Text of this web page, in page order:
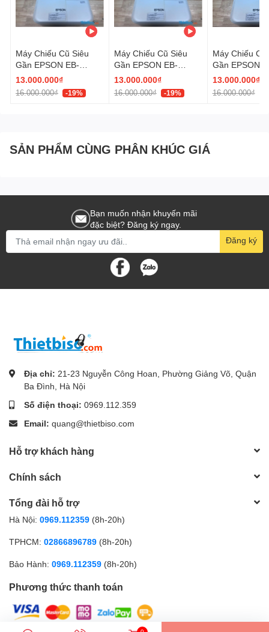
Máy Chiếu Cũ Siêu
Gần EPSON EB-
685WT giá rẻ
(X28X8600679)
13.000.000₫
16.000.000₫ -19%
Máy Chiếu Cũ Siêu
Gần EPSON EB-
685WT giá rẻ
(X28X8600761)
13.000.000₫
16.000.000₫ -19%
Máy Chiếu Cũ
Gần EPSON
685WT giá
rẻ
13.000.000₫
16.000.000₫
SẢN PHẨM CÙNG PHÂN KHÚC GIÁ
Bạn muốn nhận khuyến mãi
đặc biệt? Đăng ký ngay.
Đăng ký
Địa chỉ: 21-23 Nguyễn Công Hoan, Phường Giảng Võ, Quận
Ba Đình, Hà Nội
Số điện thoại: 0969.112.359
Email: quang@thietbiso.com
Hỗ trợ khách hàng
Chính sách
Tổng đài hỗ trợ
Hà Nội: 0969.112359 (8h-20h)
TPHCM: 02866896789 (8h-20h)
Bảo Hành: 0969.112359 (8h-20h)
Phương thức thanh toán